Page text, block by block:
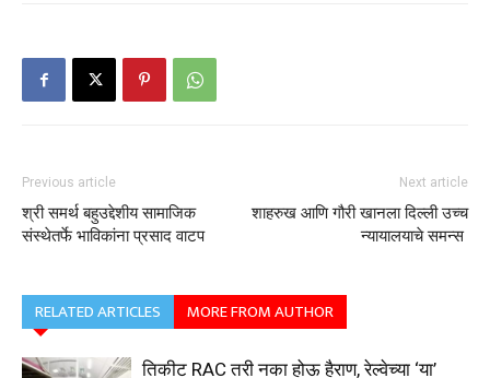
Previous article
श्री समर्थ बहुउद्देशीय सामाजिक
संस्थेतर्फे भाविकांना प्रसाद वाटप
Next article
शाहरुख आणि गौरी खानला दिल्ली उच्च
न्यायालयाचे समन्स
RELATED ARTICLES MORE FROM AUTHOR
तिकीट RAC तरी नका होऊ हैराण, रेल्वेच्या ‘या’